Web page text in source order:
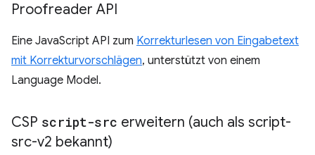
Proofreader API
Eine JavaScript API zum Korrekturlesen von Eingabetext
mit Korrekturvorschlägen, unterstützt von einem
Language Model.
CSP script-src erweitern (auch als script-
src-v2 bekannt)